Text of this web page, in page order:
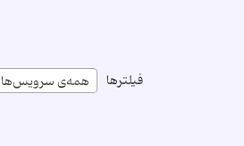
فیلترها همه‌ی سرویس‌ها